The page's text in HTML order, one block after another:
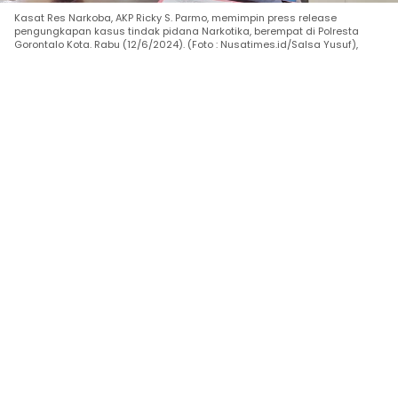
Kasat Res Narkoba, AKP Ricky S. Parmo, memimpin press release
pengungkapan kasus tindak pidana Narkotika, berempat di Polresta
Gorontalo Kota. Rabu (12/6/2024). (Foto : Nusatimes.id/Salsa Yusuf),